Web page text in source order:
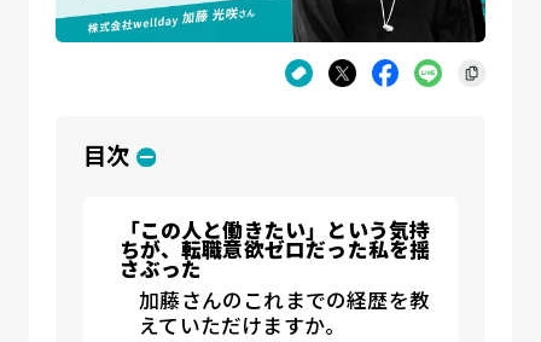
目次
「この人と働きたい」という気持
ちが、転職意欲ゼロだった私を揺
さぶった
加藤さんのこれまでの経歴を教
えていただけますか。